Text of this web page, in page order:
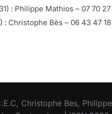
: Philippe Mathios – 07 70
: Christophe Bès – 06 43 47
Christophe Bes,